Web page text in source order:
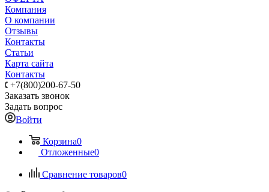
Компания
О компании
Отзывы
Контакты
Статьи
Карта сайта
Контакты
+7(800)200-67-50
Заказать звонок
Задать вопрос
Войти
Корзина0
Отложенные0
Сравнение товаров0